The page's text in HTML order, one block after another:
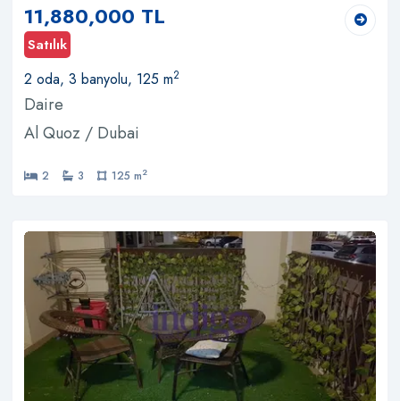
11,880,000 TL
Satılık
2 oda, 3 banyolu, 125 m2
Daire
Al Quoz / Dubai
2 3 125 m2